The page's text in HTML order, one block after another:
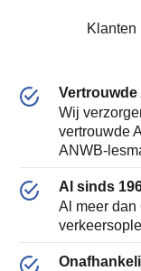
Klanten
Wij
vertrouwde
ANWB-
Al sinds
Al meer dan